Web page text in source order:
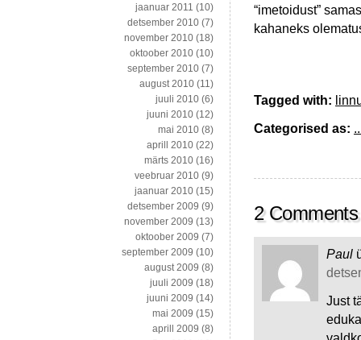
“imetoidust”
kahaneks
Tagged with:
Categorised as:
2 Comments
Paul
Just
jaanuar 2011 (10)
detsember 2010 (7)
november 2010 (18)
oktoober 2010 (10)
september 2010 (7)
august 2010 (11)
juuli 2010 (6)
juuni 2010 (12)
mai 2010 (8)
aprill 2010 (22)
märts 2010 (16)
veebruar 2010 (9)
jaanuar 2010 (15)
detsember 2009 (9)
november 2009 (13)
oktoober 2009 (7)
september 2009 (10)
august 2009 (8)
juuli 2009 (18)
juuni 2009 (14)
mai 2009 (15)
aprill 2009 (8)